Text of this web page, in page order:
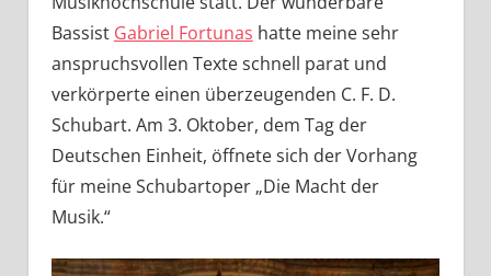
Bassist Gabriel Fortunas hatte meine sehr
anspruchsvollen Texte schnell parat und
verkörperte einen überzeugenden C. F. D.
Schubart. Am 3. Oktober, dem Tag der
Deutschen Einheit, öffnete sich der Vorhang
für meine Schubartoper „Die Macht der
Musik.“